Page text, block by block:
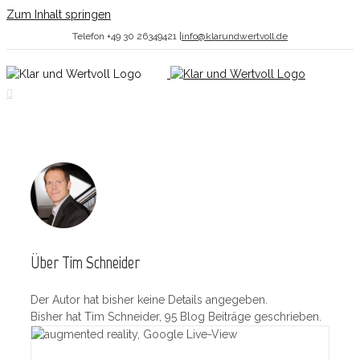
Zum Inhalt springen
Telefon +49 30 26349421 info@klarundwertvoll.de
Über Tim Schneider
Der Autor hat bisher keine Details angegeben.
Bisher hat Tim Schneider, 95 Blog Beiträge geschrieben.